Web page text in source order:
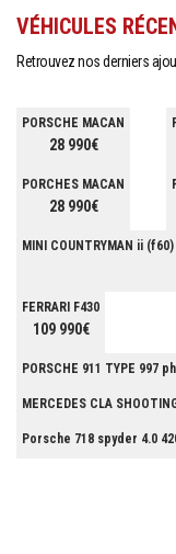
VÉHICULES
Retrouvez nos derniers
PORSCHE MACAN
28 990€
PORCHES MACAN
28 990€
MINI COUNTRYMAN ii
FERRARI F430
109 990€
PORSCHE 911 TYPE 997
MERCEDES CLA
Porsche 718 spyder 4.0